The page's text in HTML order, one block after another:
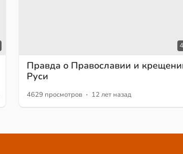
Правда о Православии и
Руси
4629 просмотров · 12 лет назад